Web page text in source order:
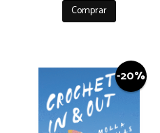
Comprar
-20%